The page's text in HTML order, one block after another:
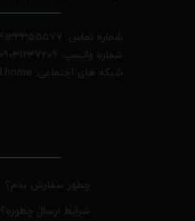
شماره تماس: 04133355577
شماره واتسپ: 09031237209
شبکه های اجتماعی: afrand.home
چطور سفارش بدم؟
شرایط ارسال چطوره؟